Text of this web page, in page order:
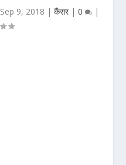
Sep 9, 2018 | कैंसर| 0 |